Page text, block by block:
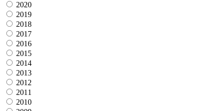
2020
2019
2018
2017
2016
2015
2014
2013
2012
2011
2010